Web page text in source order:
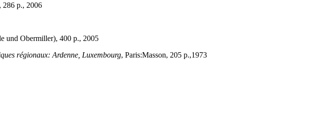
286 p., 2006
und Obermiller), 400 p., 2005
régionaux: Ardenne, Luxembourg, Paris:Masson, 205 p.,1973